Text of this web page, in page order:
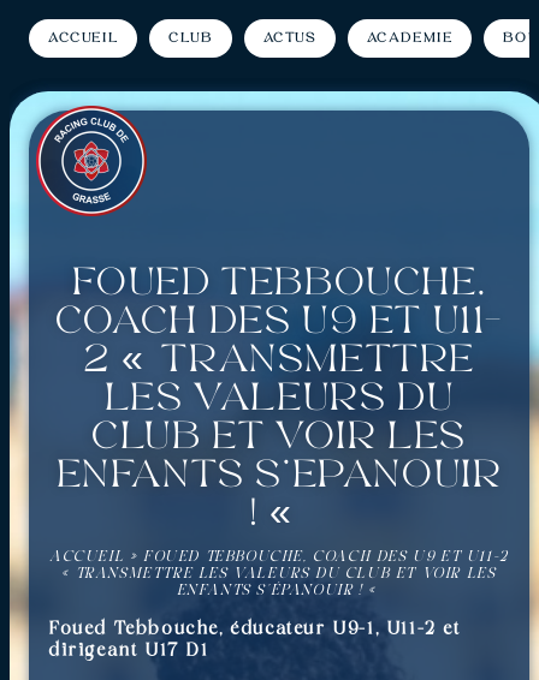
Accueil Club Actus Académie
Foued Tebbouche,
coach des U9 et U11-
2 « Transmettre
les valeurs du
club et voir les
enfants s’épanouir
! «
ACCUEIL »FOUED TEBBOUCHE, COACH DES U9 ET U11-2
« TRANSMETTRE LES VALEURS DU CLUB ET VOIR LES
ENFANTS S’ÉPANOUIR ! «
Foued Tebbouche, éducateur U9-1, U11-2 et
dirigeant U17 D1